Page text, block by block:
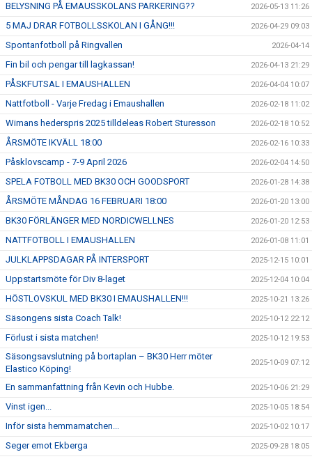
BELYSNING PÅ EMAUSSKOLANS PARKERING?? 2026-05-13 11:26
5 MAJ DRAR FOTBOLLSSKOLAN I GÅNG!!! 2026-04-29 09:03
Spontanfotboll på Ringvallen 2026-04-14
Fin bil och pengar till lagkassan! 2026-04-13 21:29
PÅSKFUTSAL I EMAUSHALLEN 2026-04-04 10:07
Nattfotboll - Varje Fredag i Emaushallen 2026-02-18 11:02
Wimans hederspris 2025 tilldeleas Robert Sturesson 2026-02-18 10:52
ÅRSMÖTE IKVÄLL 18:00 2026-02-16 10:33
Påsklovscamp - 7-9 April 2026 2026-02-04 14:50
SPELA FOTBOLL MED BK30 OCH GOODSPORT 2026-01-28 14:38
ÅRSMÖTE MÅNDAG 16 FEBRUARI 18:00 2026-01-20 13:00
BK30 FÖRLÄNGER MED NORDICWELLNES 2026-01-20 12:53
NATTFOTBOLL I EMAUSHALLEN 2026-01-08 11:01
JULKLAPPSDAGAR PÅ INTERSPORT 2025-12-15 10:01
Uppstartsmöte för Div 8-laget 2025-12-04 10:04
HÖSTLOVSKUL MED BK30 I EMAUSHALLEN!!! 2025-10-21 13:26
Säsongens sista Coach Talk! 2025-10-12 22:12
Förlust i sista matchen! 2025-10-12 19:53
Säsongsavslutning på bortaplan – BK30 Herr möter
Elastico Köping!
2025-10-09 07:12
En sammanfattning från Kevin och Hubbe. 2025-10-06 21:29
Vinst igen... 2025-10-05 18:54
Inför sista hemmamatchen... 2025-10-02 10:17
Seger emot Ekberga 2025-09-28 18:05